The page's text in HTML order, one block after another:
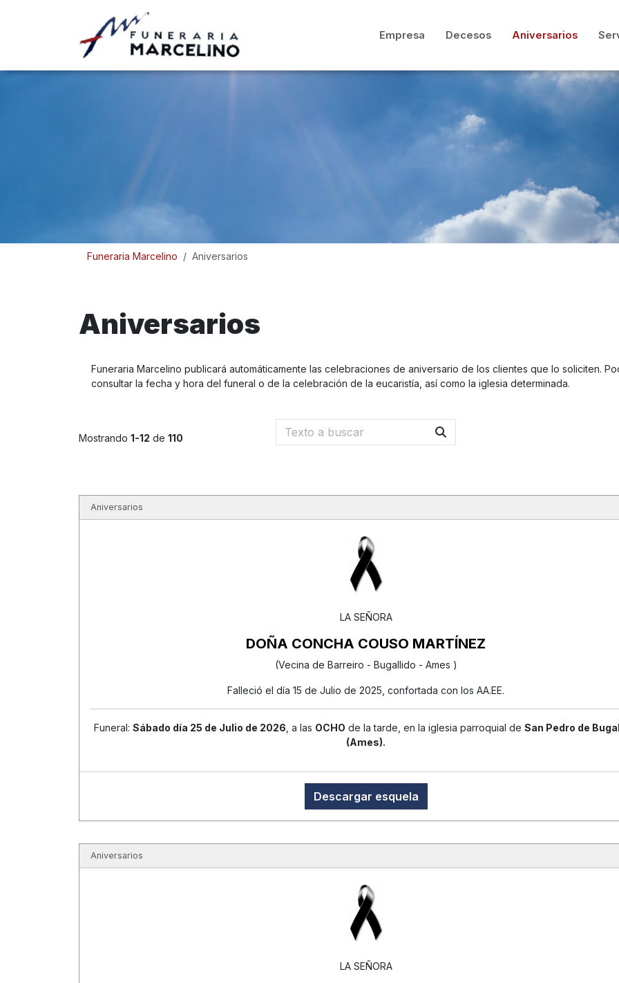
Empresa Decesos Aniversarios
Funeraria Marcelino Aniversarios
Aniversarios
Funeraria Marcelino publicará automáticamente las celebraciones de aniversario de los clientes que lo soliciten.
consultar la fecha y hora del funeral o de la celebración de la eucaristía, así como la iglesia determinada.
Mostrando 1-12 de 110
Aniversarios
LA SEÑORA
DOÑA CONCHA COUSO MARTÍNEZ
(Vecina de Barreiro - Bugallido - Ames )
Falleció el día 15 de Julio de 2025, confortada con los AA.EE.
Funeral: Sábado día 25 de Julio de 2026, a las OCHO de la tarde, en la iglesia parroquial de San Pedro de
(Ames).
Descargar esquela
Aniversarios
LA SEÑORA